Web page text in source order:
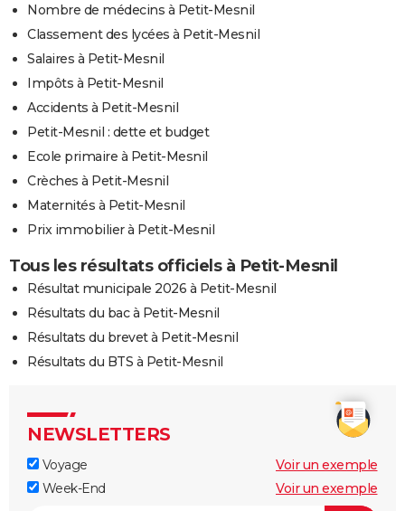
Nombre de médecins à Petit-Mesnil
Classement des lycées à Petit-Mesnil
Salaires à Petit-Mesnil
Impôts à Petit-Mesnil
Accidents à Petit-Mesnil
Petit-Mesnil : dette et budget
Ecole primaire à Petit-Mesnil
Crèches à Petit-Mesnil
Maternités à Petit-Mesnil
Prix immobilier à Petit-Mesnil
Tous les résultats officiels à Petit-Mesnil
Résultat municipale 2026 à Petit-Mesnil
Résultats du bac à Petit-Mesnil
Résultats du brevet à Petit-Mesnil
Résultats du BTS à Petit-Mesnil
NEWSLETTERS
Voyage
Voir un exemple
Week-End
Voir un exemple